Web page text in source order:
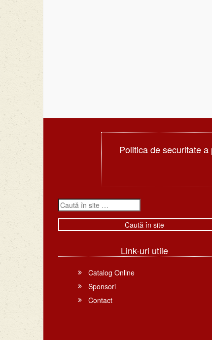
Politica de securitate
Link-uri utile
Catalog Online
Sponsori
Contact